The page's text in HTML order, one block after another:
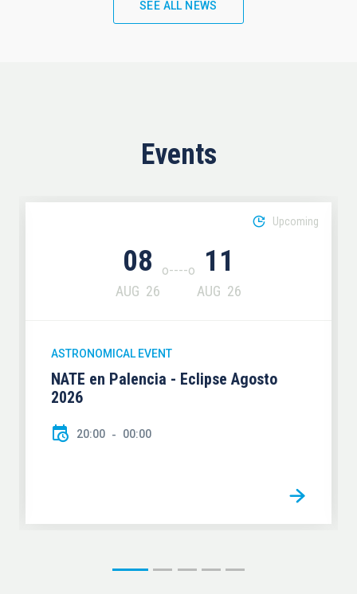
SEE ALL NEWS
Events
08
AUG 26
11
AUG 26
Upcoming
ASTRONOMICAL EVENT
NATE en Palencia - Eclipse Agosto
2026
20:00 00:00